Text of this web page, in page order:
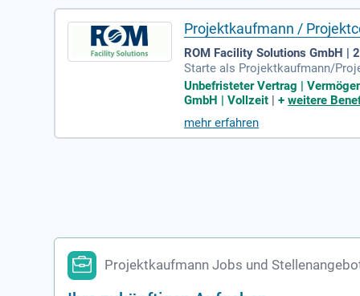
Projektkaufmann /
ROM Facility Solutions GmbH |
Starte als Projektkaufmann/
r kaufmännische
ännische Abwicklung unserer
von
Unbefristeter Vertrag |
GmbH | Vollzeit |+weitere
mehr erfahren
Projektkaufmann Jobs und